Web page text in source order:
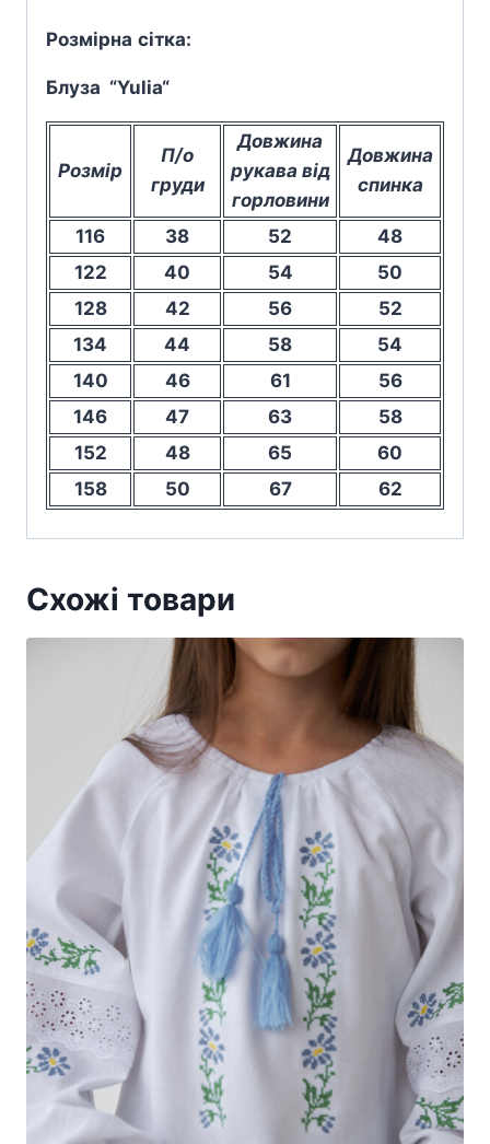
Розмірна сітка:
Блуза “Yulia“
Розмір
П/о
груди
Довжина
рукава від
горловини
Довжина
спинка
116 38 52
48
122
40 54
50
128
42 56
52
134
44 58
54
140
46 61
56
146
47 63
58
152
48 65
60
158
50 67 62
Схожі товари